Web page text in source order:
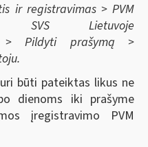
ir registravimas > PVM
SVS Lietuvoje
> Pildyti prašymą >
būti pateiktas likus ne
dienoms iki prašyme
įregistravimo PVM